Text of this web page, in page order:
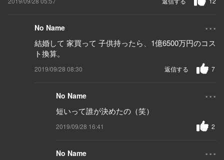
No Name ...
結婚して 家買って 子供持ったら、1億6500万円のコス
ト換算。
2019/09/28 08:30 7
返信する
No Name ...
短いって誰が決めたの（笑）
2019/09/28 16:41 2
No Name ...